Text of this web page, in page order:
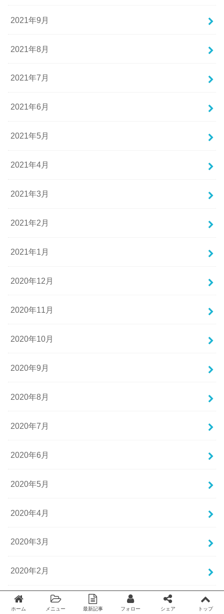
2021年9月
2021年8月
2021年7月
2021年6月
2021年5月
2021年4月
2021年3月
2021年2月
2021年1月
2020年12月
2020年11月
2020年10月
2020年9月
2020年8月
2020年7月
2020年6月
2020年5月
2020年4月
2020年3月
2020年2月
2020年1月
ホーム メニュー 最新記事 フォロー シェア トップ
Twitter facebook